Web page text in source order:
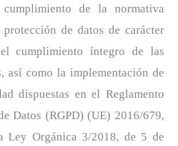
de la normativa
de datos de carácter
cumplimiento íntegro de las
así como la implementación de
dispuestas en el Reglamento
Datos (RGPD) (UE) 2016/679,
Orgánica 3/2018, de 5 de